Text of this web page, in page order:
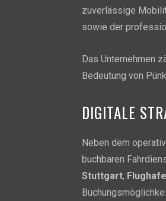
zuverlässige
sowie der
Das Unternehmen
Bedeutung von
DIGITALE
Neben dem
buchbaren
Stuttgart,